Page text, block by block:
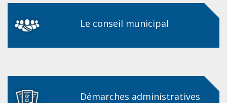
Le conseil municipal
Démarches administratives